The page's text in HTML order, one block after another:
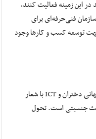
این زمینه فعالیت کنند،
فنی‌حرفه‌ای برای
توسعه کسب و کارها وجود
با اشاره به روز جهانی دختران و ICT با شعار
حیث جنسیتی است. تحول